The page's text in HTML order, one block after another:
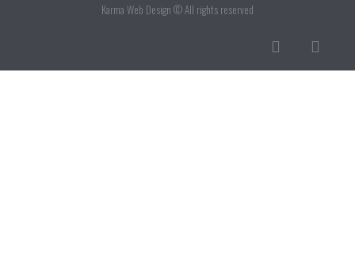
Karma Web Design © All rights reserved